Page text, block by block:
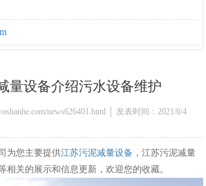
量设备介绍污水设备维护
news626401.html │ 发表时间：2021/6/4
为您主要提供江苏污泥减量设备 ，江苏污泥减量
相关的展示和信息更新，欢迎您的收藏。